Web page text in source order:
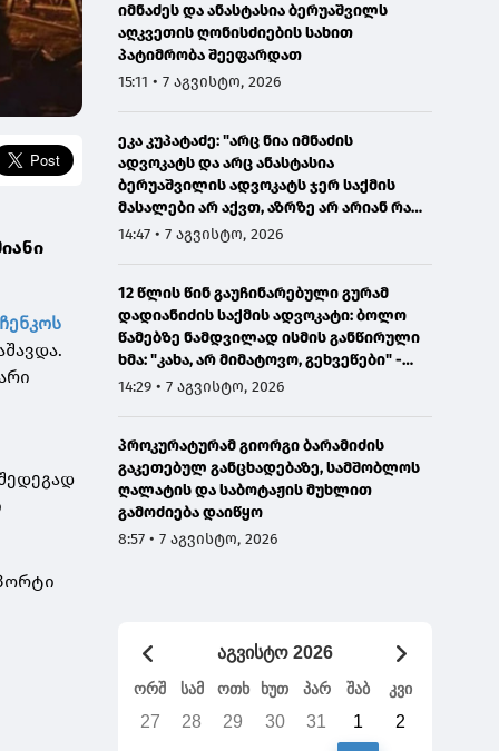
იმნაძეს და ანასტასია ბერუაშვილს
აღკვეთის ღონისძიების სახით
პატიმრობა შეეფარდათ
15:11 • 7 აგვისტო, 2026
ეკა კუპატაძე: "არც ნია იმნაძის
ადვოკატს და არც ანასტასია
ბერუაშვილის ადვოკატს ჯერ საქმის
მასალები არ აქვთ, აზრზე არ არიან რა
წერია მასალებში"
14:47 • 7 აგვისტო, 2026
12 წლის წინ გაუჩინარებული გურამ
დადიანიძის საქმის ადვოკატი: ბოლო
წამებზე ნამდვილად ისმის განწირული
ხმა: "კახა, არ მიმატოვო, გეხვეწები" -
ვიდეოს დადებას ვაპირებდით
14:29 • 7 აგვისტო, 2026
პროკურატურამ გიორგი ბარამიძის
გაკეთებულ განცხადებაზე, სამშობლოს
ღალატის და საბოტაჟის მუხლით
გამოძიება დაიწყო
8:57 • 7 აგვისტო, 2026
აგვისტო 2026
ორშ სამ ოთხ ხუთ პარ შაბ კვი
27 28 29 30 31 1 2